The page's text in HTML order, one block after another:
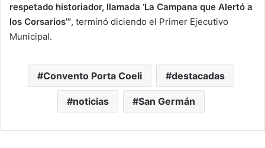
respetado historiador, llamada ‘La Campana que Alertó a
los Corsarios’”, terminó diciendo el Primer Ejecutivo
Municipal.
Convento Porta Coeli destacadas
noticias San Germán